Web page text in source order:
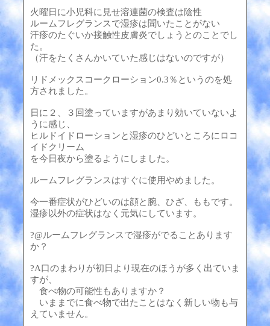
火曜日に小児科に見せ溶連菌の検査は陰性
ルームフレグランスで湿疹は聞いたことがない
汗疹のたぐいか接触性皮膚炎でしょうとのことでし
た。
（汗をたくさんかいていた感じはないのですが）
リドメックスコークローション0.3％というのを処
方されました。
日に２、３回塗っていますがあまり効いていないよ
うに感じ、
ヒルドイドローションと湿疹のひどいところにロコ
イドクリーム
を今日夜から塗るようにしました。
ルームフレグランスはすぐに使用やめました。
今一番症状がひどいのは顔と腕、ひざ、ももです。
湿疹以外の症状はなく元気にしています。
?@ルームフレグランスで湿疹がでることあります
か？
?A口のまわりが初日より現在のほうが多く出ていま
すが、
食べ物の可能性もありますか？
いままでに食べ物で出たことはなく新しい物も与
えていません。